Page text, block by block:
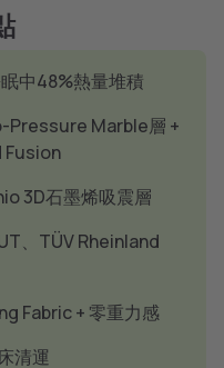
中48%熱量堆積
Pressure Marble層 +
Fusion
3D石墨烯吸震層
、TÜV Rheinland
Fabric + 零重力感
清運